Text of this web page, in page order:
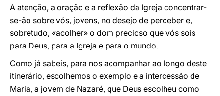
A atenção, a oração e a reflexão da Igreja concentrar-
se-ão sobre vós, jovens, no desejo de perceber e,
sobretudo, «acolher» o dom precioso que vós sois
para Deus, para a Igreja e para o mundo.
Como já sabeis, para nos acompanhar ao longo deste
itinerário, escolhemos o exemplo e a intercessão de
Maria, a jovem de Nazaré, que Deus escolheu como